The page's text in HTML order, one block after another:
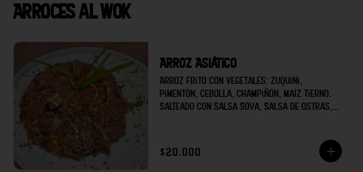
Arroces al wok
Arroz Asiático
Arroz frito con vegetales: Zuquini,
pimentón, cebolla, champiñón, maíz tierno.
Salteado con Salsa Soya, Salsa de Ostras,
$20.000